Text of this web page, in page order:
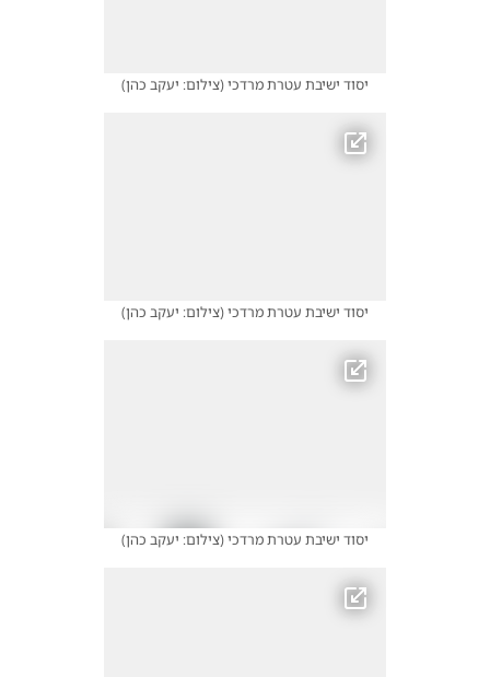
יסוד ישיבת עטרת מרדכי(צילום: יעקב כהן)
יסוד ישיבת עטרת מרדכי(צילום: יעקב כהן)
יסוד ישיבת עטרת מרדכי(צילום: יעקב כהן)